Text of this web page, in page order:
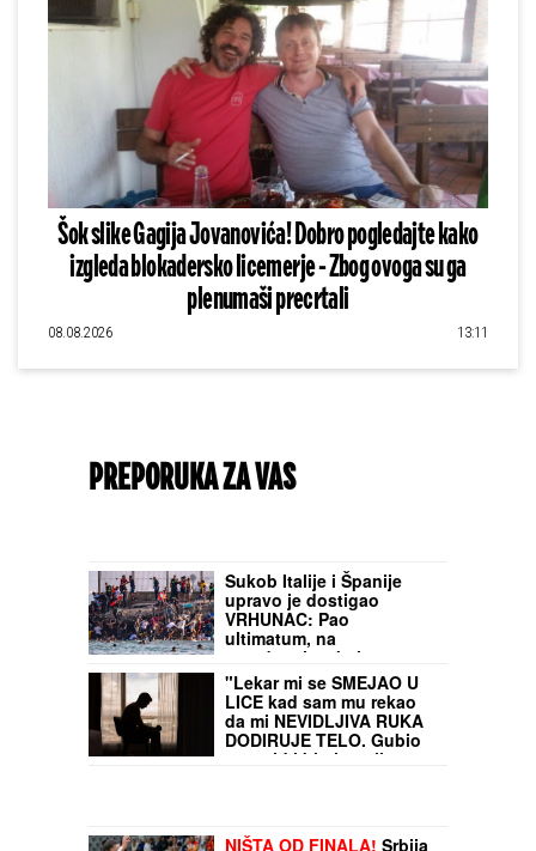
Šok slike Gagija Jovanovića! Dobro pogledajte kako
izgleda blokadersko licemerje - Zbog ovoga su ga
plenumaši precrtali
08.08.2026 13:11
PREPORUKA ZA VAS